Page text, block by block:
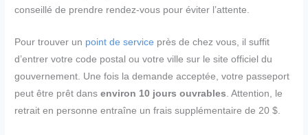
conseillé de prendre rendez-vous pour éviter l’attente.
Pour trouver un point de service près de chez vous, il suffit
d’entrer votre code postal ou votre ville sur le site officiel du
gouvernement. Une fois la demande acceptée, votre passeport
peut être prêt dansenviron 10 jours ouvrables . Attention, le
retrait en personne entraîne un frais supplémentaire de 20 $.